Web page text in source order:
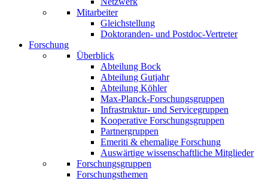
Mitarbeiter
Gleichstellung
Doktoranden- und Postdoc-Vertreter
Forschung
Überblick
Abteilung Bock
Abteilung Gutjahr
Abteilung Köhler
Max-Planck-Forschungsgruppen
Infrastruktur- und Servicegruppen
Kooperative Forschungsgruppen
Partnergruppen
Emeriti & ehemalige Forschung
Auswärtige wissenschaftliche Mitglieder
Forschungsgruppen
Forschungsthemen